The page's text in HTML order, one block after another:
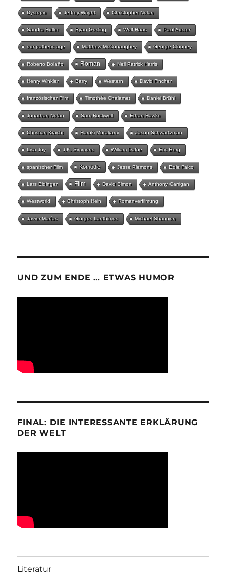
Dystopie Jeffrey Wright Christopher Nolan
Sandra Hüller Ryan Gosling Wolf Haas Paul Auster
our pathetic age Matthew McConaughey George Clooney
Roberto Bolaño Roman Neil Patrick Harris
Henry Winkler Barry Western David Fincher
französischer Film Timothée Chalamet Daniel Brühl
Jonathan Nolan Sam Rockwell Ethan Hawke
Christian Kracht Haruki Murakami Jason Schwartzman
Lisa Joy J.K. Simmons William Dafoe Eric Berg
spanischer Film Komödie Jesse Plemons Edie Falco
Lars Eidinger Film David Simon Anthony Carrigan
Westworld Christoph Hein Romanverfilmung
Javier Marías Giorgos Lanthimos Michael Shannon
UND ZUM ENDE … ETWAS HUMOR
FINAL: DIE INTERESSANTE ERKLÄRUNG
DER WELT
Literatur